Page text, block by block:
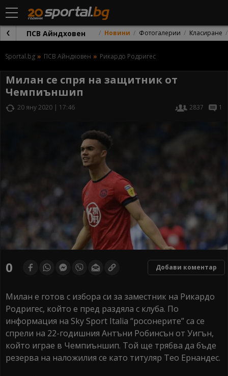
ПСВ Айндховен Новини Фотогалерии Класиране
Sportal.bg ПСВ Айндховен Рикардо Родригес
Милан се спря на защитник от
Чемпиъншип
20 яну 2020 | 17:46 2837 1
0 Добави коментар
Милан е готов с избора си за заместник на Рикардо
Родригес, който е пред раздяла с клуба. По
информация на Sky Sport Italia “росонерите” са се
спрели на 22-годишния Антъни Робинсън от Уигън,
който играе в Чемпиъншип. Той ще трябва да бъде
резерва на наложилия се като титуляр Тео Ернандес.